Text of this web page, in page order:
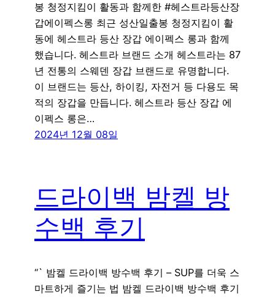
봉 청정지킴이 활동과 함께한 #헤스트라등산장
갑에이펙스롱 최근 성산일출봉 청정지킴이 활
동에 헤스트라 등산 장갑 에이펙스 롱과 함께
했습니다. 헤스트라 브랜드 소개 헤스트라는 87
년 전통의 스웨덴 장갑 브랜드로 유명합니다.
이 브랜드는 등산, 하이킹, 자전거 등 다용도 목
적의 장갑을 만듭니다. 헤스트라 등산 장갑 에
이펙스 롱은…
2024년 12월 08일
드라이백 밤켈 방
수백 후기
“` 밤켈 드라이백 방수백 후기 – SUP를 더욱 스
마트하게 즐기는 법 밤켈 드라이백 방수백 후기